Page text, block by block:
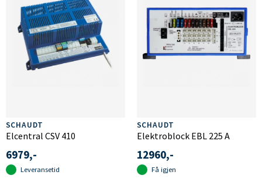
SCHAUDT
Elcentral CSV 410
6979,-
Leveransetid
SCHAUDT
Elektroblock EBL 225 A
12960,-
Få igjen